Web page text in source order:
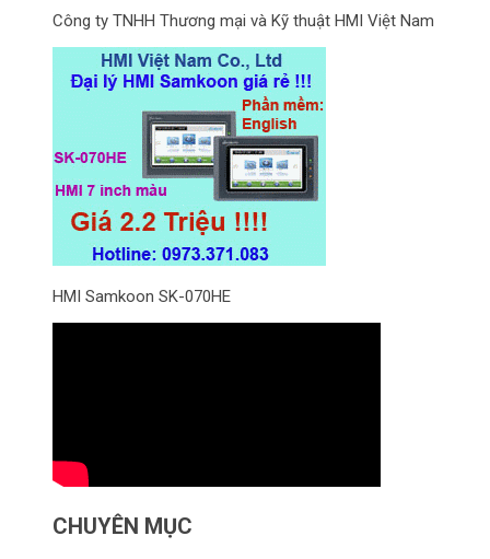
Công ty TNHH Thương mại và Kỹ thuật HMI Việt Nam
HMI Samkoon SK-070HE
CHUYÊN MỤC